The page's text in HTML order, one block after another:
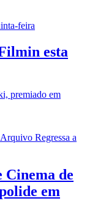
esta
premiado em
Cinema de
em